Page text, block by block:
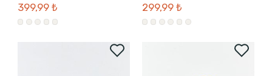
399,99 ₺ 299,99 ₺